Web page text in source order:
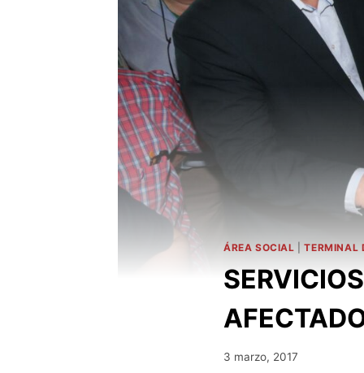
ÁREA SOCIAL |TERMINAL
3 marzo, 2017